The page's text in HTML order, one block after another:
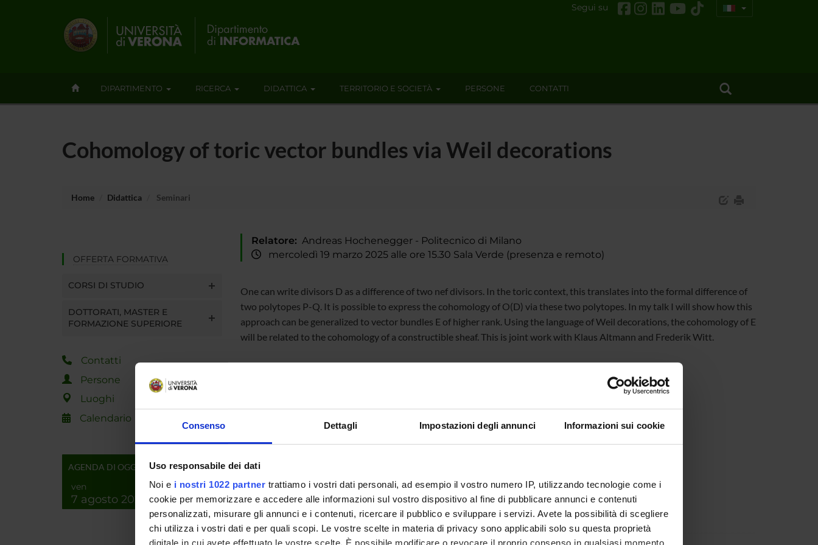
Consenso Dettagli Impostazioni degli annunci Informazioni sui cookie
Uso responsabile dei dati
Noi e i nostri 1022 partner trattiamo i vostri dati personali, ad esempio il vostro numero IP, utilizzando tecnologie come i
cookie per memorizzare e accedere alle informazioni sul vostro dispositivo al fine di pubblicare annunci e contenuti
personalizzati, misurare gli annunci e i contenuti, ricercare il pubblico e sviluppare i servizi. Avete la possibilità di scegliere
chi utilizza i vostri dati e per quali scopi. Le vostre scelte in materia di privacy sono applicabili solo su questa proprietà
Segui su
DIPARTIMENTO RICERCA DIDATTICA TERRITORIO E SOCIETÀ PERSONE CONTATTI
Cohomology of toric vector bundles via Weil decorations
Home Didattica Seminari
OFFERTA FORMATIVA
CORSI DI STUDIO
DOTTORATI, MASTER E
FORMAZIONE SUPERIORE
Contatti
Persone
Luoghi
Calendario
AGENDA DI OGGI
ven
7 agosto 2026
Relatore: Andreas Hochenegger - Politecnico di Milano
mercoledì 19 marzo 2025 alle ore 15.30 Sala Verde (presenza e remoto)
One can write divisors D as a difference of two nef divisors. In the toric context, this translates into the formal difference of
two polytopes P-Q. It is possible to express the cohomology of O(D) via these two polytopes. In my talk I will show how this
approach can be generalized to vector bundles E of higher rank. Using the language of Weil decorations, the cohomology of E
will be related to the cohomology of a constructible sheaf. This is joint work with Klaus Altmann and Frederik Witt.
Referente Alessio Cipriani
Referente esterno